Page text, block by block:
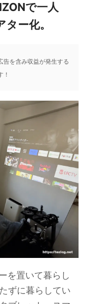
で一人
ー化。
告を含み収益が発生する
を置いて暮らし
ずに暮らしてい